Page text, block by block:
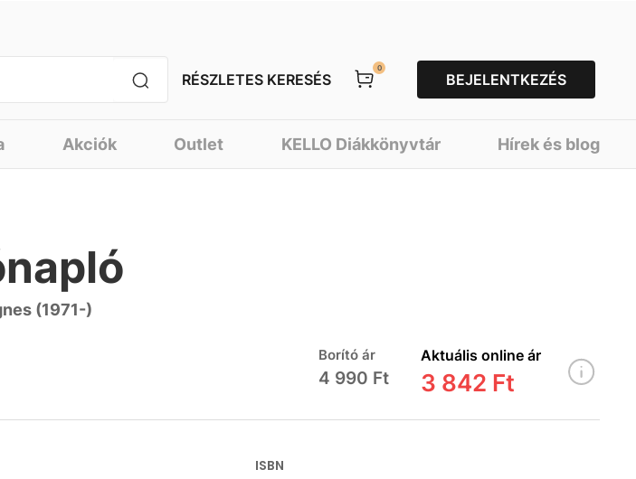
RÉSZLETES KERESÉS
0
BEJELENTKEZÉS
Akciók Outlet KELLO Diákkönyvtár Hírek és blog
(1971-)
Borító ár
4 990 Ft
Aktuális online ár
3 842 Ft
ISBN